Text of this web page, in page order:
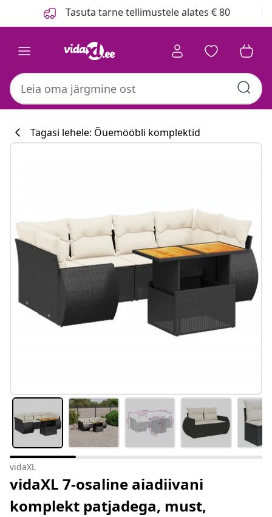
Tasuta tarne tellimustele alates € 80
#sharemevidaxl
Tagasi lehele: Õuemööbli komplektid
vidaXL
vidaXL 7-osaline aiadiivani
komplekt patjadega, must,